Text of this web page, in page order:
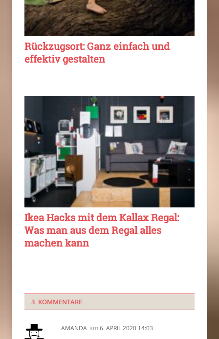
Rückzugsort: Ganz einfach und
effektiv gestalten
Ikea Hacks mit dem Kallax Regal:
Was man aus dem Regal alles
machen kann
3 KOMMENTARE
AMANDA am 6. APRIL 2020 14:03